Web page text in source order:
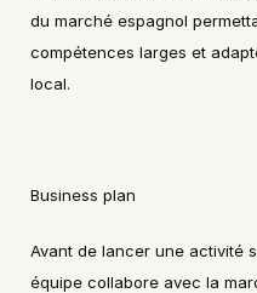
du marché espagnol
compétences larges et
local.
Business plan
Avant de lancer une activité
équipe collabore avec la